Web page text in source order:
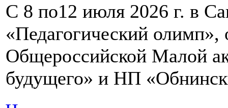
С 8 по12 июля 2026 г. в
«Педагогический олимп»,
Общероссийской Малой
будущего» и НП